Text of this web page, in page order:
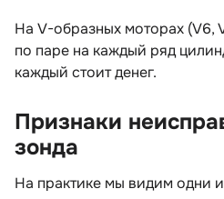
На V-образных моторах (V6,
по паре на каждый ряд
каждый стоит денег.
Признаки
зонда
На практике мы видим одни